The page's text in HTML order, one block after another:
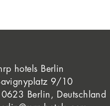
hotels Berlin
9/10
10623 Berlin, Deutschland